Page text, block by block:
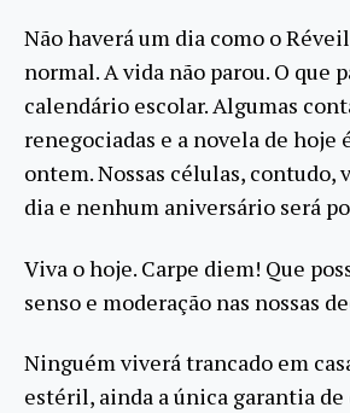
Não haverá um dia como o
normal. A vida não parou. O que
calendário escolar. Algumas
renegociadas e a novela de hoje
ontem. Nossas células, contudo,
dia e nenhum aniversário será
Viva o hoje. Carpe diem! Que
senso e moderação nas nossas
Ninguém viverá trancado em
estéril, ainda a única garantia